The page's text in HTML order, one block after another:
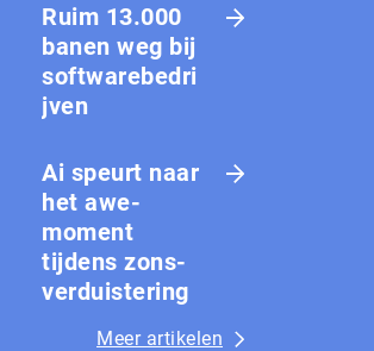
Ruim 13.000
banen weg bij
softwarebedri
jven
Ai speurt naar
het awe-
moment
tijdens zons­
ver­duis­te­ring
Meer artikelen